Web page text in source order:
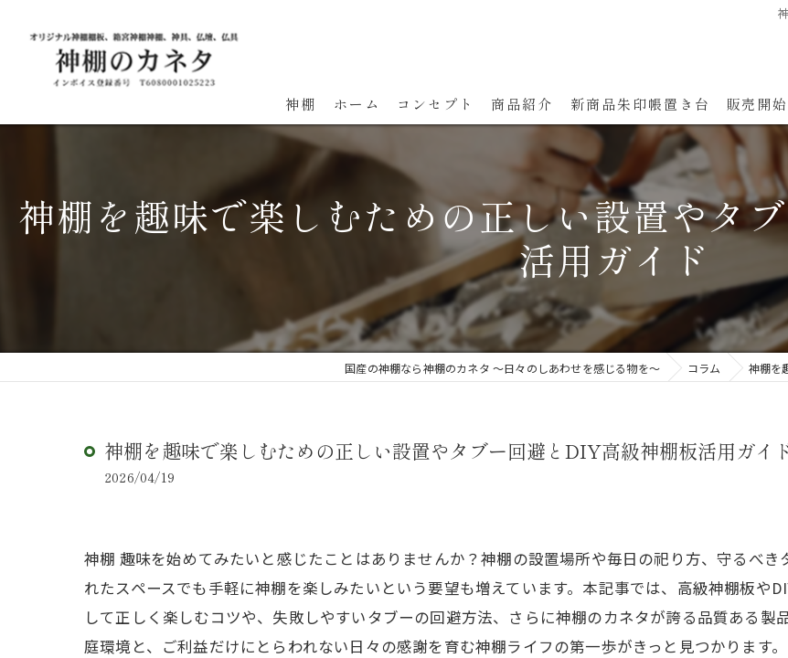
神棚 ホーム コンセプト 商品紹介 新商品朱印帳置き台 販売開始
神棚を趣味で楽しむための正しい設置やタ
活用ガイド
国産の神棚なら神棚のカネタ ～日々のしあわせを感じる物を～ コラム 神棚を
神棚を趣味で楽しむための正しい設置やタブー回避とDIY高級神棚板活用ガイ
2026/04/19
神棚 趣味を始めてみたいと感じたことはありませんか？神棚の設置場所や毎日の祀り方、守るべ
れたスペースでも手軽に神棚を楽しみたいという要望も増えています。本記事では、高級神棚板や
して正しく楽しむコツや、失敗しやすいタブーの回避方法、さらに神棚のカネタが誇る品質ある
庭環境と、ご利益だけにとらわれない日々の感謝を育む神棚ライフの第一歩がきっと見つかります。